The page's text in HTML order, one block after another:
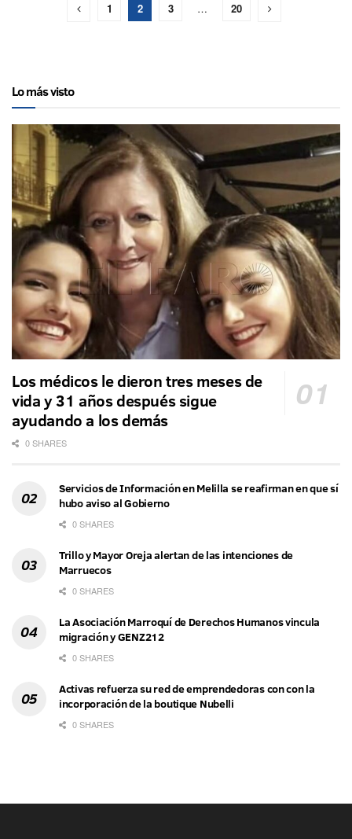
1 2 3 … 20
Lo más visto
Los médicos le dieron tres meses de
vida y 31 años después sigue
ayudando a los demás
0 SHARES
Servicios de Información en Melilla se reafirman en que sí
hubo aviso al Gobierno
0 SHARES
Trillo y Mayor Oreja alertan de las intenciones de
Marruecos
0 SHARES
La Asociación Marroquí de Derechos Humanos vincula
migración y GENZ212
0 SHARES
Activas refuerza su red de emprendedoras con con la
incorporación de la boutique Nubelli
0 SHARES